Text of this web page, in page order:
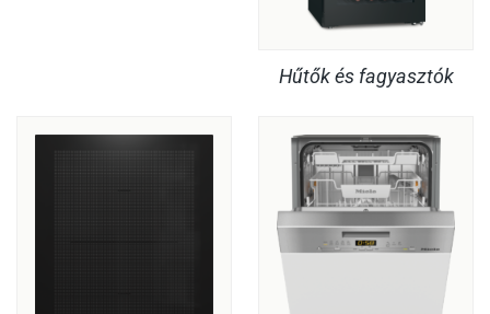
Hűtők és fagyasztók